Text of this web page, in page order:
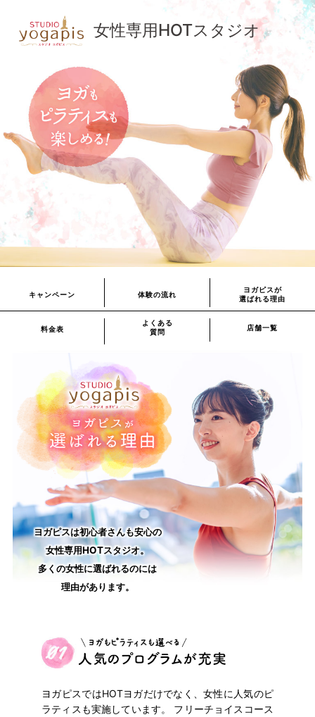
女性専用HOTスタジオ
キャンペーン 体験の流れ
ヨガピスが
選ばれる理由
料金表
よくある
質問
店舗一覧
ヨガピスは初心者さんも安心の
女性専用HOTスタジオ。
多くの女性に選ばれるのには
理由があります。
ヨガピスではHOTヨガだけでなく、女性に人気のピ
ラティスも実施しています。
フリーチョイスコース